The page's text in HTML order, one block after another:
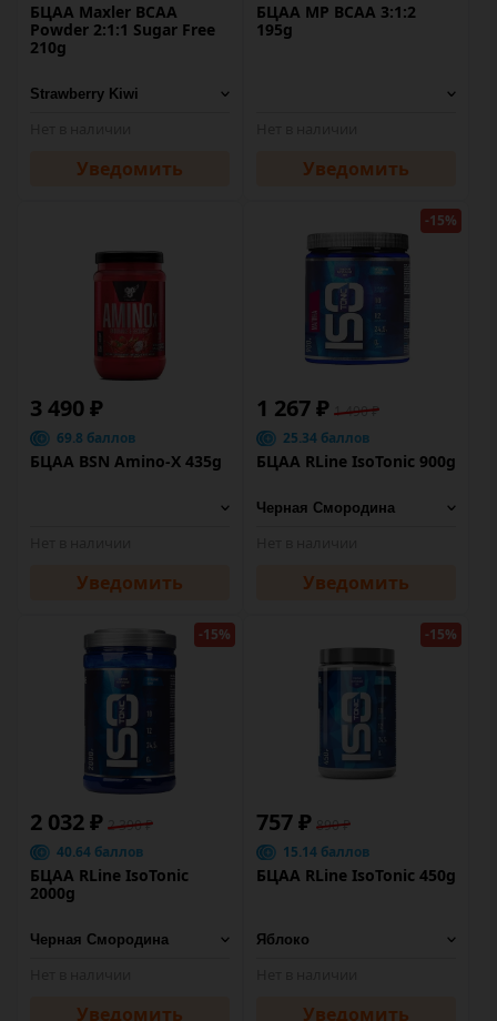
БЦАА Maxler BCAA
Powder 2:1:1 Sugar Free
210g
Уведомить
БЦАА MP BCAA 3:1:2
195g
Уведомить
3 490 ₽
69.8 баллов
БЦАА BSN Amino-X 435g
Уведомить
-15%
1 267 ₽ 1 490 ₽
25.34 баллов
БЦАА RLine IsoTonic 900g
Уведомить
-15%
2 032 ₽ 2 390 ₽
40.64 баллов
БЦАА RLine IsoTonic
2000g
Уведомить
-15%
757 ₽ 890 ₽
15.14 баллов
БЦАА RLine IsoTonic 450g
Уведомить